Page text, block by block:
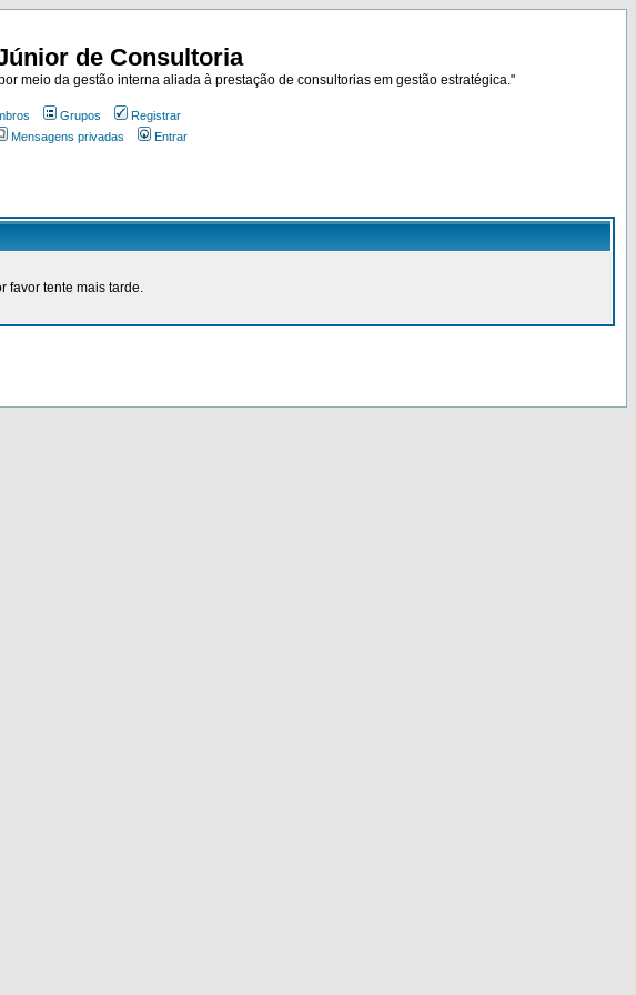
de Consultoria
meio da gestão interna aliada à prestação de consultorias em gestão estratégica."
Grupos
Registrar
Mensagens privadas Entrar
favor tente mais tarde.